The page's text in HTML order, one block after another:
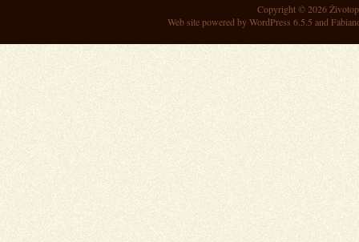
Copyright © 2026
Web site powered byWordPress 6.5.5 and